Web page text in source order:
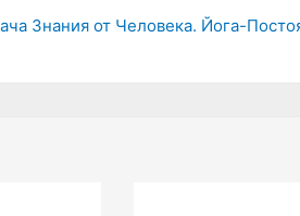
Знания от Человека. Йога-